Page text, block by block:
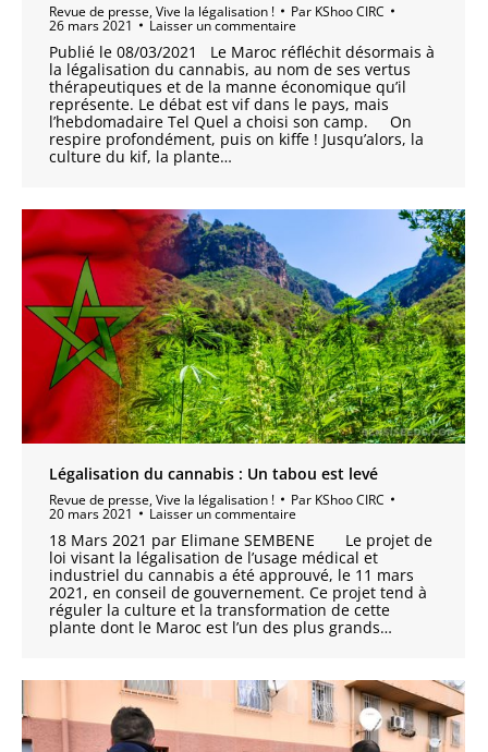
Revue de presse,Vive la légalisation ! Par KShoo CIRC
26 mars 2021 Laisser un commentaire
Publié le 08/03/2021 Le Maroc réfléchit désormais à
la légalisation du cannabis, au nom de ses vertus
thérapeutiques et de la manne économique qu’il
représente. Le débat est vif dans le pays, mais
l’hebdomadaire Tel Quel a choisi son camp. On
respire profondément, puis on kiffe ! Jusqu’alors, la
culture du kif, la plante…
Légalisation du cannabis : Un tabou est levé
Revue de presse,Vive la légalisation ! Par KShoo CIRC
20 mars 2021 Laisser un commentaire
18 Mars 2021 par Elimane SEMBENE Le projet de
loi visant la légalisation de l’usage médical et
industriel du cannabis a été approuvé, le 11 mars
2021, en conseil de gouvernement. Ce projet tend à
réguler la culture et la transformation de cette
plante dont le Maroc est l’un des plus grands…